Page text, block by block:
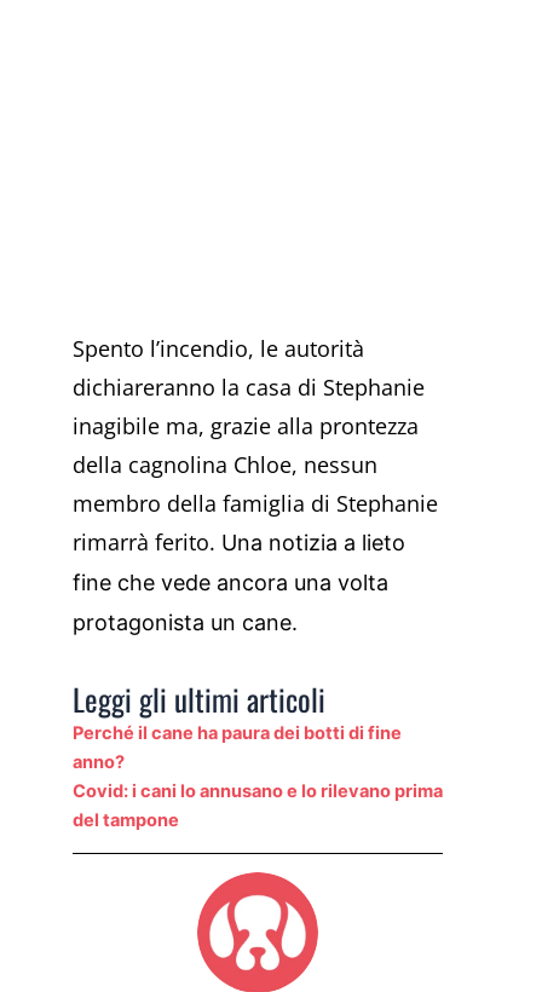
Spento l’incendio, le autorità
dichiareranno la casa di Stephanie
inagibile ma, grazie alla prontezza
della cagnolina Chloe, nessun
membro della famiglia di Stephanie
rimarrà ferito. Una notizia a lieto
fine che vede ancora una volta
protagonista un cane.
Leggi gli ultimi articoli
Perché il cane ha paura dei botti di fine
anno?
Covid: i cani lo annusano e lo rilevano prima
del tampone